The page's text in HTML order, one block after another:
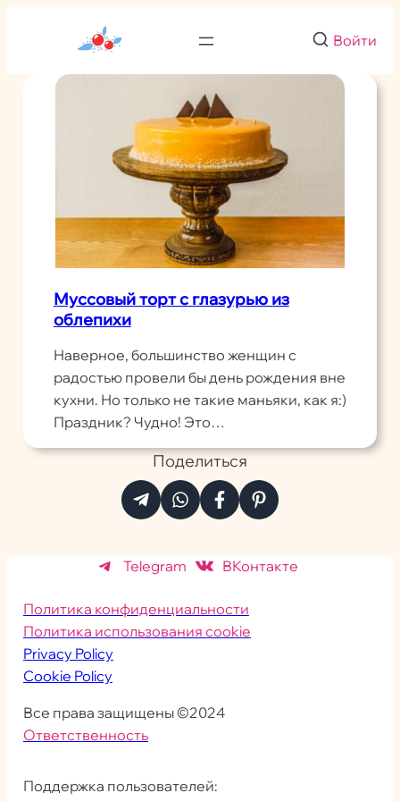
Войти
Муссовый торт с глазурью из
облепихи
Наверное, большинство женщин с
радостью провели бы день рождения вне
кухни. Но только не такие маньяки, как я:)
Праздник? Чудно! Это…
Поделиться
Telegram ВКонтакте
Политика конфиденциальности
Политика использования cookie
Privacy Policy
Cookie Policy
Все права защищены ©2024
Ответственность
Поддержка пользователей: